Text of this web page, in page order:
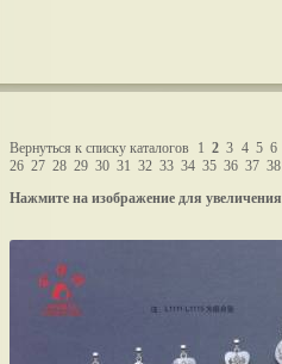
Вернуться к списку каталогов 1 2 3 4 5 6
26 27 28 29 30 31 32 33 34 35 36 37 38
Нажмите на изображение для увеличения